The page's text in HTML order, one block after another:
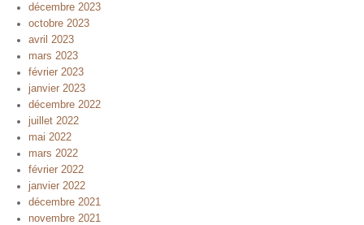
décembre 2023
octobre 2023
avril 2023
mars 2023
février 2023
janvier 2023
décembre 2022
juillet 2022
mai 2022
mars 2022
février 2022
janvier 2022
décembre 2021
novembre 2021